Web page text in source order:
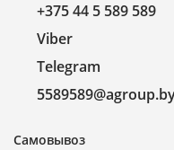
+375 44 5 589 589
Viber
Telegram
Самовывоз